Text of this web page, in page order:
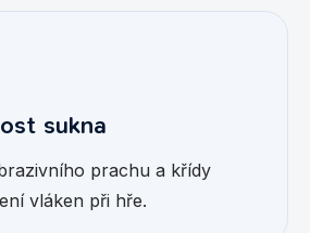
sukna
prachu a křídy
vláken při hře.